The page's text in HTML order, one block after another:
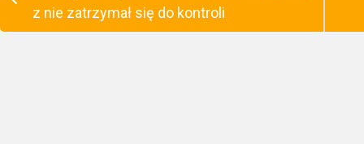
z nie zatrzymał się do kontroli